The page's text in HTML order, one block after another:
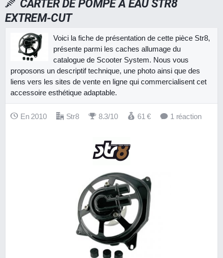
CARTER DE POMPE À EAU STR8
EXTREM-CUT
Voici la fiche de présentation de cette pièce Str8,
présente parmi les caches allumage du
catalogue de Scooter System. Nous vous
proposons un descriptif technique, une photo ainsi que des
liens vers les sites de vente en ligne qui commercialisent cet
accessoire esthétique adaptable.
En 2010 Str8 8.3/10 61 € 1 réaction